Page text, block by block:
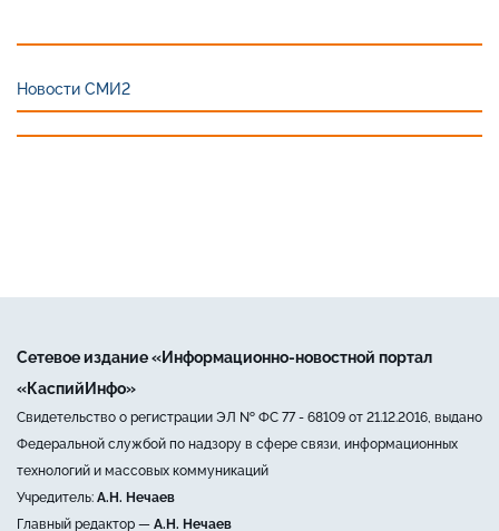
Новости СМИ2
Сетевое издание «Информационно-новостной портал
«КаспийИнфо»
Свидетельство о регистрации ЭЛ № ФС 77 - 68109 от 21.12.2016, выдано
Федеральной службой по надзору в сфере связи, информационных
технологий и массовых коммуникаций
Учредитель: А.Н. Нечаев
Главный редактор — А.Н. Нечаев